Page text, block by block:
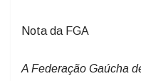
Nota da FGA
A Federação Gaúcha